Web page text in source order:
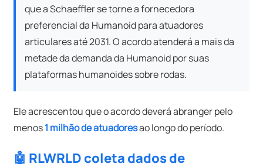
que a Schaeffler se torne a fornecedora
preferencial da Humanoid para atuadores
articulares até 2031. O acordo atenderá a mais da
metade da demanda da Humanoid por suas
plataformas humanoides sobre rodas.
Ele acrescentou que o acordo deverá abranger pelo
menos1 milhão de atuadoresao longo do período.
🤖 RLWRLD coleta dados de